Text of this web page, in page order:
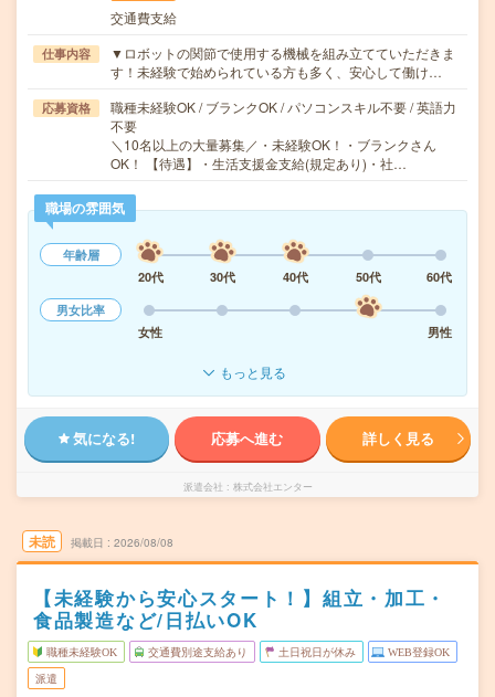
交通費支給
仕事内容
▼ロボットの関節で使用する機械を組み立てていただきま
す！未経験で始められている方も多く、安心して働け…
応募資格
職種未経験OK / ブランクOK / パソコンスキル不要 / 英語力
不要
＼10名以上の大量募集／・未経験OK！・ブランクさん
OK！ 【待遇】・生活支援金支給(規定あり)・社…
職場の雰囲気
年齢層
20代
30代 40代 50代
60代
男女比率
女性
男性
もっと見る
気になる! 応募へ進む 詳しく見る
派遣会社 株式会社エンター
未読 掲載日 2026/08/08
【未経験から安心スタート！】組立・加工・
食品製造など/日払いOK
職種未経験OK 交通費別途支給あり 土日祝日が休み WEB登録OK
派遣